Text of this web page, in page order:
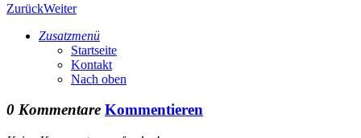
ZurückWeiter
Zusatzmenü
Startseite
Kontakt
Nach oben
0 Kommentare Kommentieren